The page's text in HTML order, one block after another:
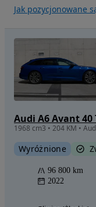
Jak pozycjonowane
Wyróżnione
96 800 km
2022